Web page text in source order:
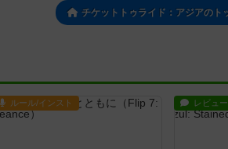
チケットトゥライド：アジアのト
ルール/インスト レビュー